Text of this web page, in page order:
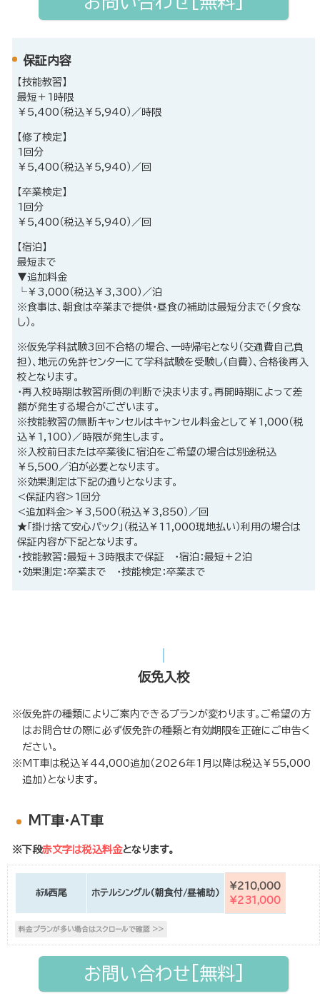
保証内容
【技能教習】
最短＋1時限
￥5,400（税込￥5,940）／時限
【修了検定】
1回分
￥5,400（税込￥5,940）／回
【卒業検定】
1回分
￥5,400（税込￥5,940）／回
【宿泊】
最短まで
▼追加料金
└￥3,000（税込￥3,300）／泊
※食事は、朝食は卒業まで提供・昼食の補助は最短分まで（夕食な
し）。
※仮免学科試験3回不合格の場合、一時帰宅となり（交通費自己負
担）、地元の免許センターにて学科試験を受験し（自費）、合格後再入
校となります。
・再入校時期は教習所側の判断で決まります。再開時期によって差
額が発生する場合がございます。
※技能教習の無断キャンセルはキャンセル料金として￥1,000（税
込￥1,100）／時限が発生します。
※入校前日または卒業後に宿泊をご希望の場合は別途税込
￥5,500／泊が必要となります。
※効果測定は下記の通りとなります。
<保証内容>1回分
<追加料金>￥3,500（税込￥3,850）／回
★「掛け捨て安心パック」（税込￥11,000現地払い）利用の場合は
保証内容が下記となります。
・技能教習：最短＋3時限まで保証 ・宿泊：最短＋2泊
・効果測定：卒業まで ・技能検定：卒業まで
仮免入校
仮免許の種類によりご案内できるプランが変わります。ご希望の方
はお問合せの際に必ず仮免許の種類と有効期限を正確にご申告く
ださい。
MT車は税込￥44,000追加（2026年1月以降は税込￥55,000
追加）となります。
MT車・AT車
※下段赤文字は税込料金となります。
ﾎﾃﾙ西尾 ホテルシングル(朝食付/昼補助)
¥210,000
¥231,000
お問い合わせ[無料]